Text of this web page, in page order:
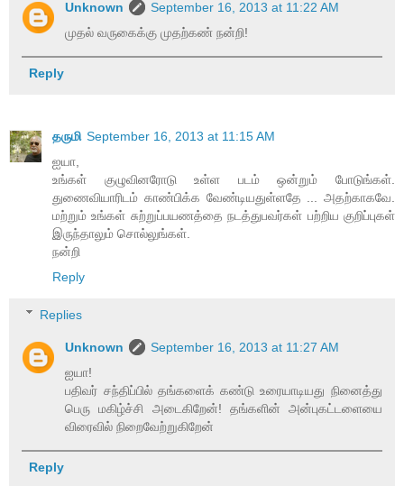
Unknown
September 16, 2013 at 11:22 AM
முதல் வருகைக்கு முதற்கண் நன்றி!
Reply
தருமி September 16, 2013 at 11:15 AM
ஐயா,
உங்கள் குழுவினரோடு உள்ள படம் ஒன்றும் போடுங்கள்.
துணைவியாரிடம் காண்பிக்க வேண்டியதுள்ளதே ... அதற்காகவே.
மற்றும் உங்கள் சுற்றுப்பயணத்தை நடத்துபவர்கள் பற்றிய குறிப்புகள்
இருந்தாலும் சொல்லுங்கள்.
நன்றி
Reply
Replies
Unknown
September 16, 2013 at 11:27 AM
ஐயா!
பதிவர் சந்திப்பில் தங்களைக் கண்டு உரையாடியது நினைத்து
பெரு மகிழ்ச்சி அடைகிறேன்! தங்களின் அன்புகட்டளையை
விரைவில் நிறைவேற்றுகிறேன்
Reply